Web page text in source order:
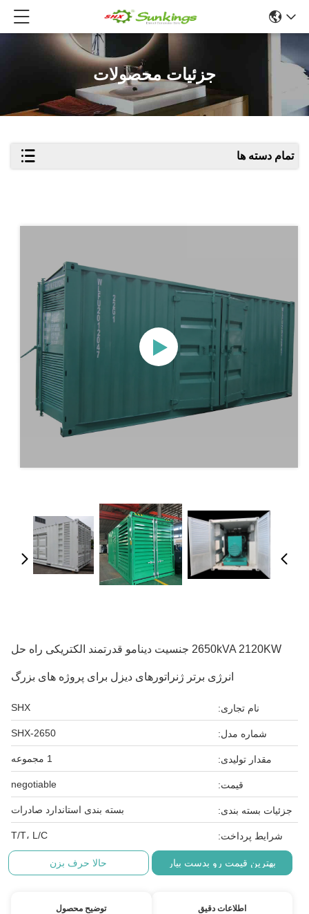
جزئیات محصولات
تمام دسته ها
2650kVA 2120KW جنسیت دینامو قدرتمند الکتریکی راه حل
انرژی برتر ژنراتورهای دیزل برای پروژه های بزرگ
نام تجاری: SHX
شماره مدل: SHX-2650
مقدار تولیدی: 1 مجموعه
قیمت: negotiable
جزئیات بسته بندی: بسته بندی استاندارد صادرات
شرایط پرداخت: T/T، L/C
بهترین قیمت رو بدست بیار حالا حرف بزن
اطلاعات دقیق توضیح محصول